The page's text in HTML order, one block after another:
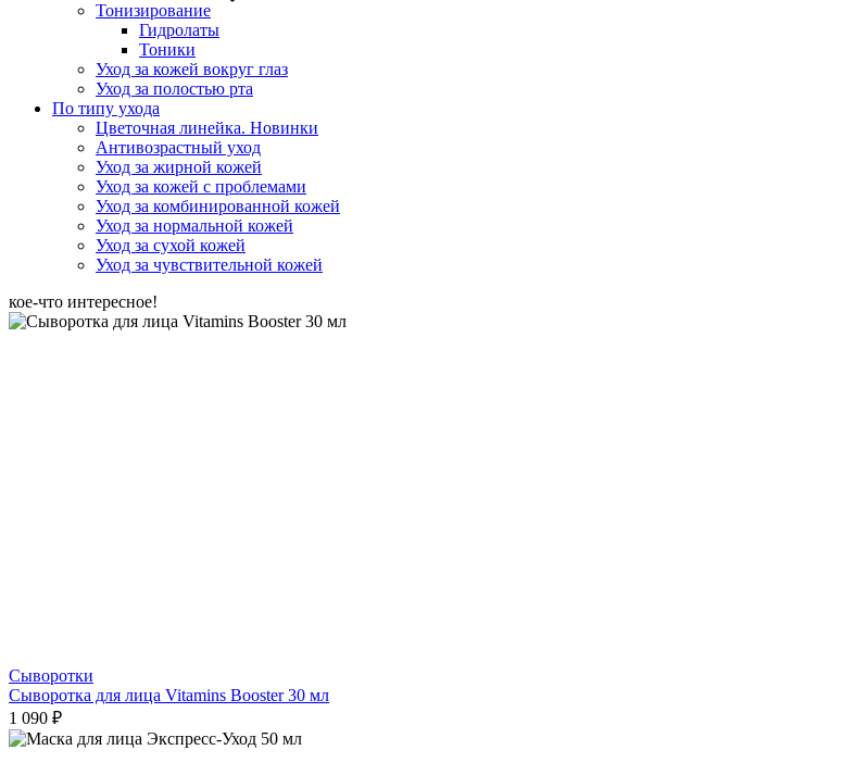
Тонизирование
Гидролаты
Тоники
Уход за кожей вокруг глаз
Уход за полостью рта
По типу ухода
Цветочная линейка. Новинки
Антивозрастный уход
Уход за жирной кожей
Уход за кожей с проблемами
Уход за комбинированной кожей
Уход за нормальной кожей
Уход за сухой кожей
Уход за чувствительной кожей
кое-что интересное!
Сыворотки
Сыворотка для лица Vitamins Booster 30 мл
1 090 ₽